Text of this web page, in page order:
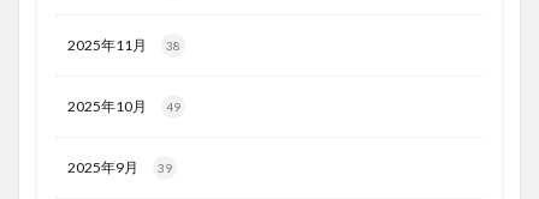
2025年11月 38
2025年10月 49
2025年9月 39